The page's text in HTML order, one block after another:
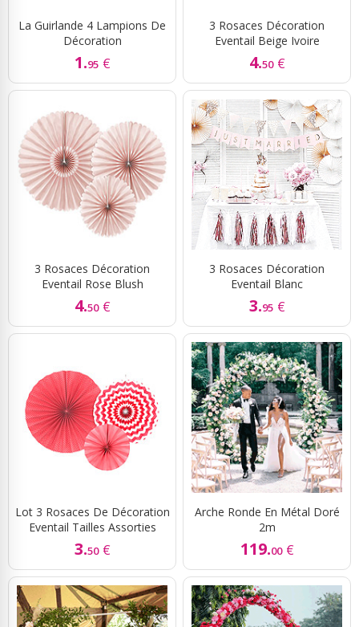
La Guirlande 4 Lampions De
Décoration
1.95 €
3 Rosaces Décoration
Eventail Beige Ivoire
4.50 €
3 Rosaces Décoration
Eventail Rose Blush
4.50 €
3 Rosaces Décoration
Eventail Blanc
3.95 €
Lot 3 Rosaces De Décoration
Eventail Tailles Assorties
3.50 €
Arche Ronde En Métal Doré
2m
119.00 €